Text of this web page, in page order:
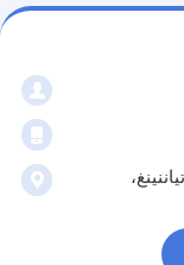
تياننينغ،